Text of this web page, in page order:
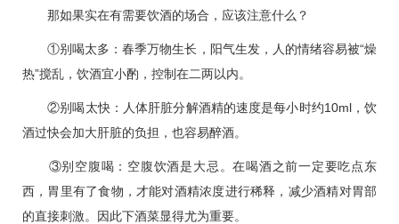
那如果实在有需要饮酒的场合，应该注意什么？
①别喝太多：春季万物生长，阳气生发，人的情绪容易被“燥
热”搅乱，饮酒宜小酌，控制在二两以内。
②别喝太快：人体肝脏分解酒精的速度是每小时约10ml，饮
酒过快会加大肝脏的负担，也容易醉酒。
③别空腹喝：空腹饮酒是大忌。在喝酒之前一定要吃点东
西，胃里有了食物，才能对酒精浓度进行稀释，减少酒精对胃部
的直接刺激。因此下酒菜显得尤为重要。